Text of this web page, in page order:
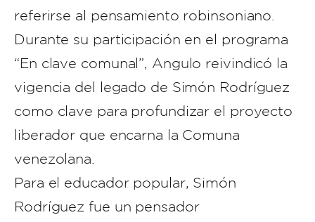
referirse al pensamiento robinsoniano.
Durante su participación en el programa
“En clave comunal”, Angulo reivindicó la
vigencia del legado de Simón Rodríguez
como clave para profundizar el proyecto
liberador que encarna la Comuna
venezolana.
Para el educador popular, Simón
Rodríguez fue un pensador